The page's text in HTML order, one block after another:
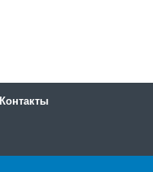
Контакты